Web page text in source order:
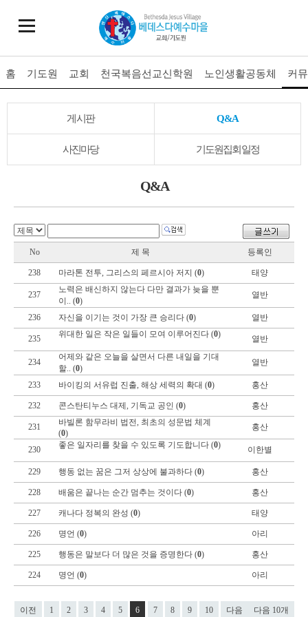
홈 기도원 교회 천국복음선교신학원 노인생활공동체 커
게시판 Q&A
사진마당 기도원집회일정
Q&A
No 제 목 등록인
238 마라톤 전투, 그리스의 페르시아 저지 (0) 태양
237
노력은 배신하지 않는다 다만 결과가 늦을 뿐
이.. (0)
열반
236 자신을 이기는 것이 가장 큰 승리다 (0) 열반
235 위대한 일은 작은 일들이 모여 이루어진다 (0) 열반
234
어제와 같은 오늘을 살면서 다른 내일을 기대
할.. (0)
열반
233 바이킹의 서유럽 진출, 해상 세력의 확대 (0) 홍산
232 콘스탄티누스 대제, 기독교 공인 (0) 홍산
231
바빌론 함무라비 법전, 최초의 성문법 체계
(0)
홍산
230 좋은 일자리를 찾을 수 있도록 기도합니다 (0) 이한별
229 행동 없는 꿈은 그저 상상에 불과하다 (0) 홍산
228 배움은 끝나는 순간 멈추는 것이다 (0) 홍산
227 캐나다 정복의 완성 (0) 태양
226 명언 (0) 아리
225 행동은 말보다 더 많은 것을 증명한다 (0) 홍산
224 명언 (0) 아리
이전 1 2 3 4 5 6 7 8 9 10 다음 다음 10개